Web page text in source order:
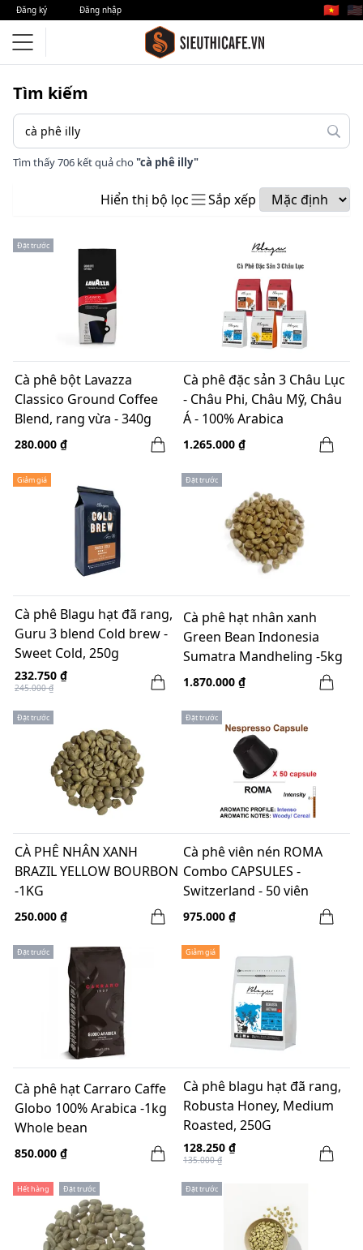
Đăng ký Đăng nhập 🇻🇳 🇺🇸
Tìm kiếm
Tìm thấy 706 kết quả cho "cà phê illy"
Hiển thị bộ lọc Sắp xếp
Đặt trước
Cà phê bột Lavazza
Classico Ground Coffee
Blend, rang vừa - 340g
280.000 ₫
Cà phê đặc sản 3 Châu Lục
- Châu Phi, Châu Mỹ, Châu
Á - 100% Arabica
1.265.000 ₫
Giảm giá
Cà phê Blagu hạt đã rang,
Guru 3 blend Cold brew -
Sweet Cold, 250g
232.750 ₫
245.000 ₫
Đặt trước
Cà phê hạt nhân xanh
Green Bean Indonesia
Sumatra Mandheling -5kg
1.870.000 ₫
Đặt trước
CÀ PHÊ NHÂN XANH
BRAZIL YELLOW BOURBON
-1KG
250.000 ₫
Đặt trước
Cà phê viên nén ROMA
Combo CAPSULES -
Switzerland - 50 viên
975.000 ₫
Đặt trước
Cà phê hạt Carraro Caffe
Globo 100% Arabica -1kg
Whole bean
850.000 ₫
Giảm giá
Cà phê blagu hạt đã rang,
Robusta Honey, Medium
Roasted, 250G
128.250 ₫
135.000 ₫
Hết hàng Đặt trước Đặt trước